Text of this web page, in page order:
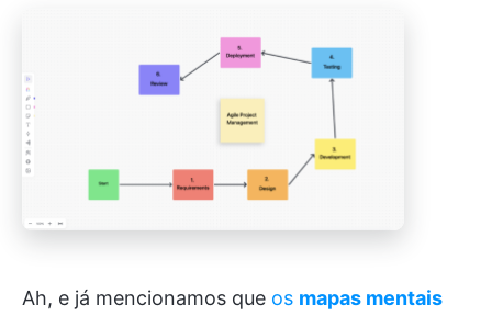
Ah, e já mencionamos que os mapas mentais